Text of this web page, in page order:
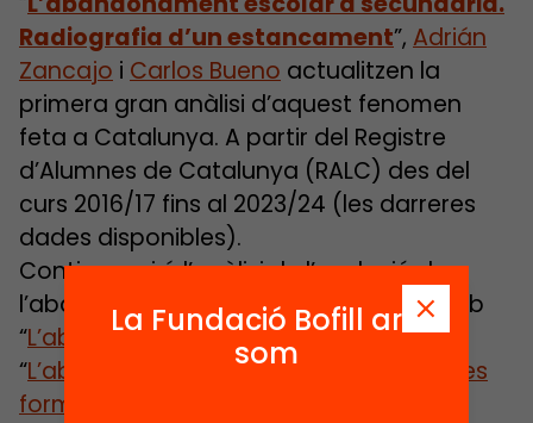
Radiografia d’un estancament”, Adrián
Zancajo i Carlos Bueno actualitzen la
primera gran anàlisi d’aquest fenomen
feta a Catalunya. A partir del Registre
d’Alumnes de Catalunya (RALC) des del
curs 2016/17 fins al 2023/24 (les darreres
dades disponibles).
Continua, així, l’anàlisi de l’evolució de
l’abandonament, que va començar amb
“L’abandonament a 4t d’ESO” i
“L’abandonament al batxillerat i als cicles
formatius de grau mitjà
La Fundació Bofill ara
som